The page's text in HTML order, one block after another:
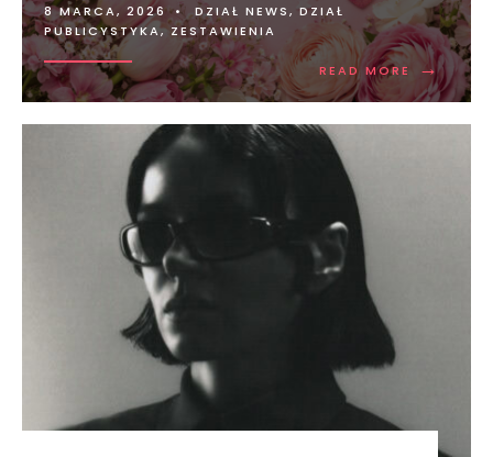
8 MARCA, 2026 • DZIAŁ NEWS, DZIAŁ
PUBLICYSTYKA, ZESTAWIENIA
READ MORE →